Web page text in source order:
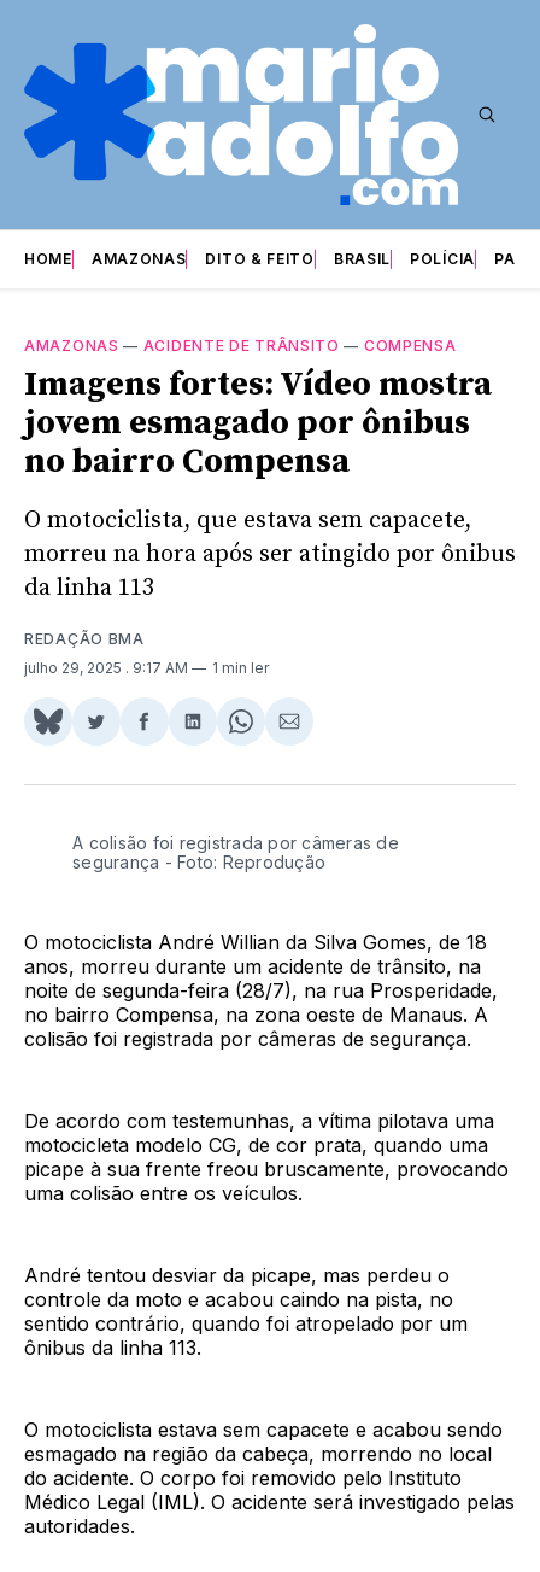
HOME AMAZONAS DITO & FEITO BRASIL POLÍCIA
AMAZONAS — ACIDENTE DE TRÂNSITO — COMPENSA
Imagens fortes: Vídeo mostra
jovem esmagado por ônibus
no bairro Compensa
O motociclista, que estava sem capacete,
morreu na hora após ser atingido por ônibus
da linha 113
REDAÇÃO BMA
julho 29, 2025 . 9:17 AM 1 min ler
Share
BlueSky
Compartilhar
Twitter
Compartilhar
Facebook
Compartilhar
LinkedIn
Share
WhatsApp
Compartilhar
Email
A colisão foi registrada por câmeras de
segurança - Foto: Reprodução
O motociclista André Willian da Silva Gomes, de 18
anos, morreu durante um acidente de trânsito, na
noite de segunda-feira (28/7), na rua Prosperidade,
no bairro Compensa, na zona oeste de Manaus. A
colisão foi registrada por câmeras de segurança.
De acordo com testemunhas, a vítima pilotava uma
motocicleta modelo CG, de cor prata, quando uma
picape à sua frente freou bruscamente, provocando
uma colisão entre os veículos.
André tentou desviar da picape, mas perdeu o
controle da moto e acabou caindo na pista, no
sentido contrário, quando foi atropelado por um
ônibus da linha 113.
O motociclista estava sem capacete e acabou sendo
esmagado na região da cabeça, morrendo no local
do acidente. O corpo foi removido pelo Instituto
Médico Legal (IML). O acidente será investigado pelas
autoridades.